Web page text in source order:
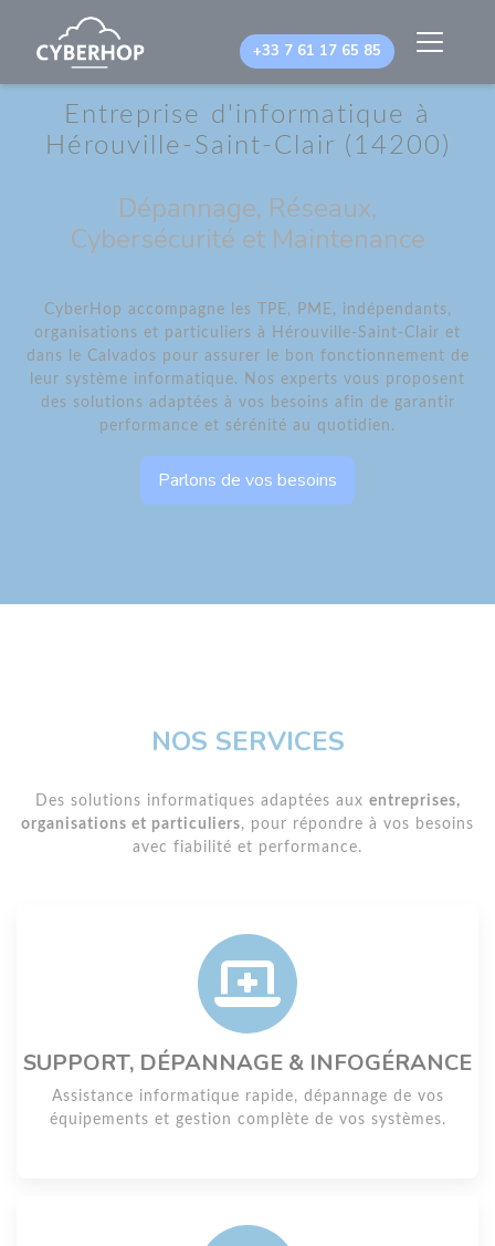
Panneau de gestion des cookies
+33 7 61 17 65 85
Entreprise d'informatique à
Hérouville-Saint-Clair (14200)
Dépannage, Réseaux,
Cybersécurité et Maintenance
CyberHop accompagne les TPE, PME, indépendants,
organisations et particuliers à Hérouville-Saint-Clair et
dans le Calvados pour assurer le bon fonctionnement de
leur système informatique. Nos experts vous proposent
des solutions adaptées à vos besoins afin de garantir
performance et sérénité au quotidien.
Parlons de vos besoins
NOS SERVICES
Des solutions informatiques adaptées aux entreprises,
organisations et particuliers, pour répondre à vos besoins
avec fiabilité et performance.
SUPPORT, DÉPANNAGE & INFOGÉRANCE
Assistance informatique rapide, dépannage de vos
équipements et gestion complète de vos systèmes.